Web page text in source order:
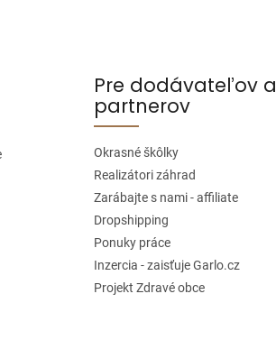
Pre dodávateľov a
partnerov
Okrasné škôlky
Realizátori záhrad
Zarábajte s nami - affiliate
Dropshipping
Ponuky práce
Inzercia - zaisťuje Garlo.cz
Projekt Zdravé obce